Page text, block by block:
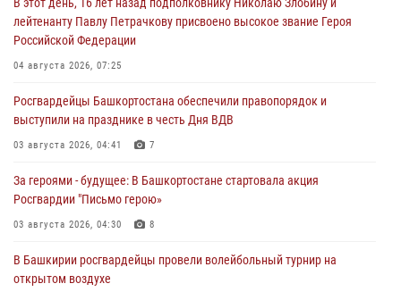
лейтенанту Павлу Петрачкову присвоено высокое звание Героя
Российской Федерации
04 августа 2026, 07:25
Росгвардейцы Башкортостана обеспечили правопорядок и
выступили на празднике в честь Дня ВДВ
03 августа 2026, 04:41 7
За героями - будущее: В Башкортостане стартовала акция
Росгвардии "Письмо герою»
03 августа 2026, 04:30 8
В Башкирии росгвардейцы провели волейбольный турнир на
открытом воздухе